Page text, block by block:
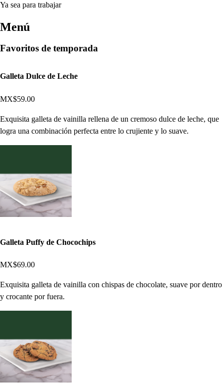
Ya sea para trabajar
Menú
Favoritos de temporada
Galleta Dulce de Leche
MX$59.00
Exquisita galleta de vainilla rellena de un cremoso dulce de leche, que
logra una combinación perfecta entre lo crujiente y lo suave.
Galleta Puffy de Chocochips
MX$69.00
Exquisita galleta de vainilla con chispas de chocolate, suave por dentro
y crocante por fuera.